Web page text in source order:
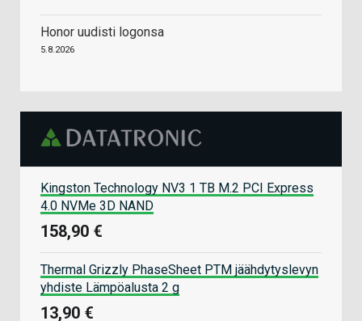
Honor uudisti logonsa
5.8.2026
Kingston Technology NV3 1 TB M.2 PCI Express
4.0 NVMe 3D NAND
158,90 €
Thermal Grizzly PhaseSheet PTM jäähdytyslevyn
yhdiste Lämpöalusta 2 g
13,90 €